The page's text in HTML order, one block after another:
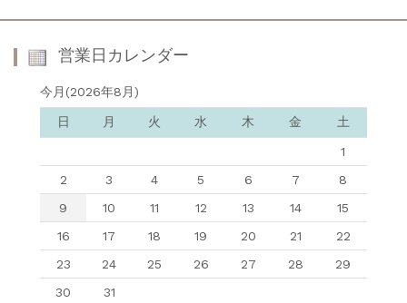
営業日カレンダー
今月(2026年8月)
日 月 火 水 木 金 土
1
2
3 4 5 6 7
8
9
10 11 12 13 14
15
16
17 18 19 20 21
22
23
24 25 26 27 28
29
30
31